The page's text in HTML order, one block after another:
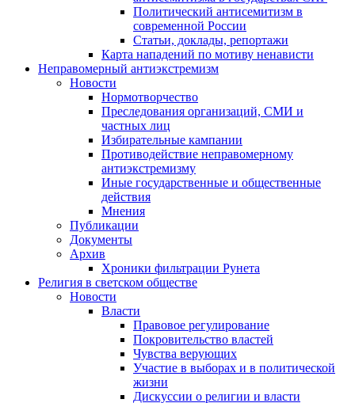
Политический антисемитизм в
современной России
Статьи, доклады, репортажи
Карта нападений по мотиву ненависти
Неправомерный антиэкстремизм
Новости
Нормотворчество
Преследования организаций, СМИ и
частных лиц
Избирательные кампании
Противодействие неправомерному
антиэкстремизму
Иные государственные и общественные
действия
Мнения
Публикации
Документы
Архив
Хроники фильтрации Рунета
Религия в светском обществе
Новости
Власти
Правовое регулирование
Покровительство властей
Чувства верующих
Участие в выборах и в политической
жизни
Дискуссии о религии и власти